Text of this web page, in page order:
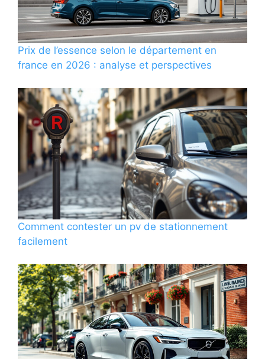
Prix de l’essence selon le département en
france en 2026 : analyse et perspectives
Comment contester un pv de stationnement
facilement